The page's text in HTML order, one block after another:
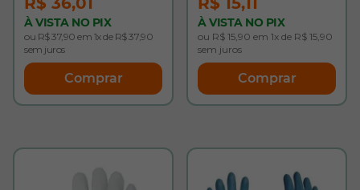
À VISTA NO PIX
ou R$ 37,90 em 1x de R$ 37,90
sem juros
Comprar
À VISTA NO PIX
ou R$ 15,90 em 1x de R$ 15,90
sem juros
Comprar